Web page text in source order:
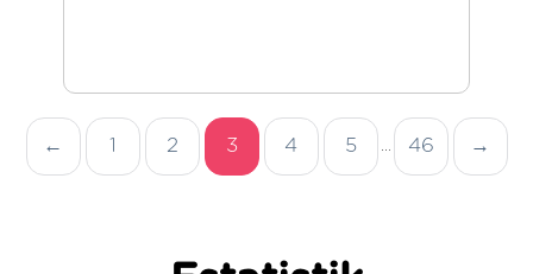
← 1 2 3 4 5 46 →